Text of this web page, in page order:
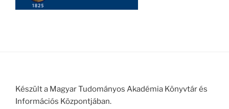
Készült a Magyar Tudományos Akadémia Könyvtár és
Információs Központjában.